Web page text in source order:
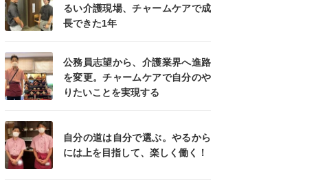
るい介護現場、チャームケアで成
長できた1年
公務員志望から、介護業界へ進路
を変更。チャームケアで自分のや
りたいことを実現する
自分の道は自分で選ぶ。やるから
には上を目指して、楽しく働く！